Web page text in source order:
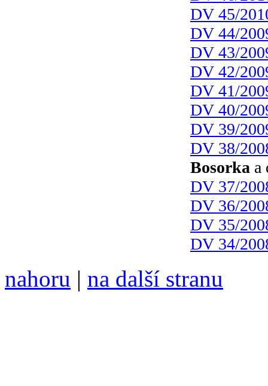
DV 45/
DV 44/
DV 43/
DV 42/
DV 41/
DV 40/
DV 39/
DV 38/
Bosorka a
DV 37/
DV 36/
DV 35/
DV 34/
nahoru | na další stranu